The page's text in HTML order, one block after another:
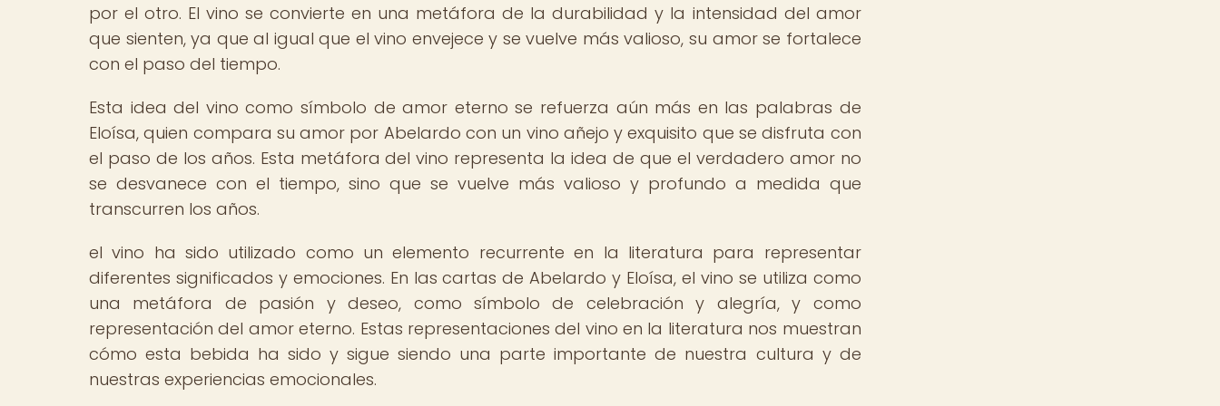
por el otro. El vino se convierte en una metáfora de la durabilidad y la intensidad del amor
que sienten, ya que al igual que el vino envejece y se vuelve más valioso, su amor se fortalece
con el paso del tiempo.
Esta idea del vino como símbolo de amor eterno se refuerza aún más en las palabras de
Eloísa, quien compara su amor por Abelardo con un vino añejo y exquisito que se disfruta con
el paso de los años. Esta metáfora del vino representa la idea de que el verdadero amor no
se desvanece con el tiempo, sino que se vuelve más valioso y profundo a medida que
transcurren los años.
el vino ha sido utilizado como un elemento recurrente en la literatura para representar
diferentes significados y emociones. En las cartas de Abelardo y Eloísa, el vino se utiliza como
una metáfora de pasión y deseo, como símbolo de celebración y alegría, y como
representación del amor eterno. Estas representaciones del vino en la literatura nos muestran
cómo esta bebida ha sido y sigue siendo una parte importante de nuestra cultura y de
nuestras experiencias emocionales.